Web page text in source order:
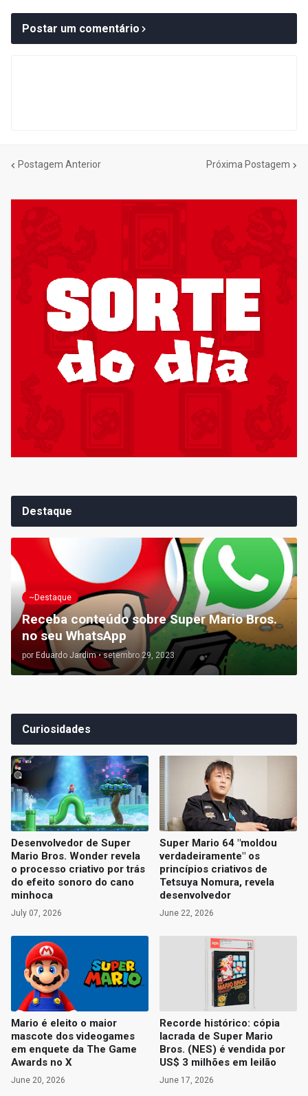
Postar um comentário
Postagem Anterior Próxima Postagem
Destaque
~Destaque
Receba conteúdo sobre Super Mario Bros.
no seu WhatsApp
por Eduardo Jardim • setembro 29, 2023
Curiosidades
Desenvolvedor de Super
Mario Bros. Wonder revela
o processo criativo por trás
do efeito sonoro do cano
minhoca
July 07, 2026
Super Mario 64 "moldou
verdadeiramente" os
princípios criativos de
Tetsuya Nomura, revela
desenvolvedor
June 22, 2026
Mario é eleito o maior
mascote dos videogames
em enquete da The Game
Awards no X
June 20, 2026
Recorde histórico: cópia
lacrada de Super Mario
Bros. (NES) é vendida por
US$ 3 milhões em leilão
June 17, 2026